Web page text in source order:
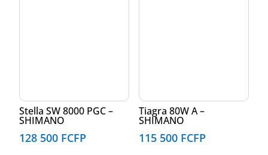
Stella SW 8000 PGC –
SHIMANO
128 500 FCFP
Tiagra 80W A –
SHIMANO
115 500 FCFP